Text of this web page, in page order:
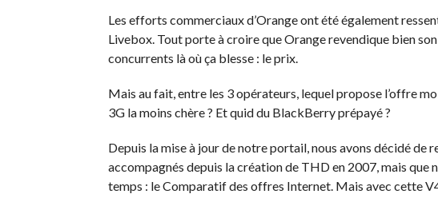
Les efforts commerciaux d’Orange ont été également
Livebox. Tout porte à croire que Orange revendique bien
concurrents là où ça blesse : le prix.
Mais au fait, entre les 3 opérateurs, lequel propose l’offre
3G la moins chère ? Et quid du BlackBerry prépayé ?
Depuis la mise à jour de notre portail, nous avons décidé de
accompagnés depuis la création de THD en 2007, mais que
temps : le Comparatif des offres Internet. Mais avec cette